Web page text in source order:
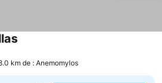
Consulter les prix
km de : Anemomylos